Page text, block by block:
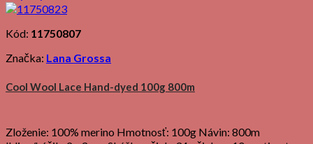
Kód: 11750807
Značka: Lana Grossa
Cool Wool Lace Hand-dyed 100g 800m
Zloženie: 100% merino Hmotnosť: 100g Návin: 800m